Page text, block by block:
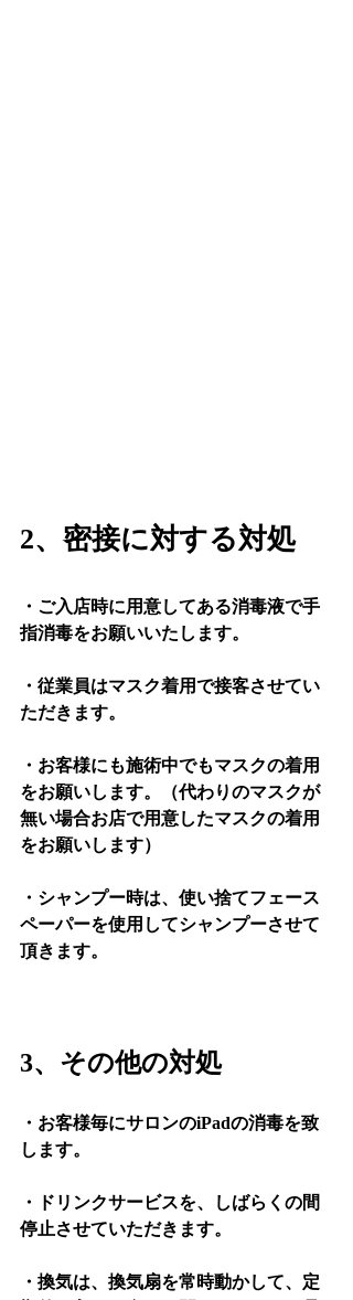
2、密接に対する対処
・ご入店時に用意してある消毒液で手
指消毒をお願いいたします。
・従業員はマスク着用で接客させてい
ただきます。
・お客様にも施術中でもマスクの着用
をお願いします。（代わりのマスクが
無い場合お店で用意したマスクの着用
をお願いします）
・シャンプー時は、使い捨てフェース
ペーパーを使用してシャンプーさせて
頂きます。
3、その他の対処
・お客様毎にサロンのiPadの消毒を致
します。
・ドリンクサービスを、しばらくの間
停止させていただきます。
・換気は、換気扇を常時動かして、定